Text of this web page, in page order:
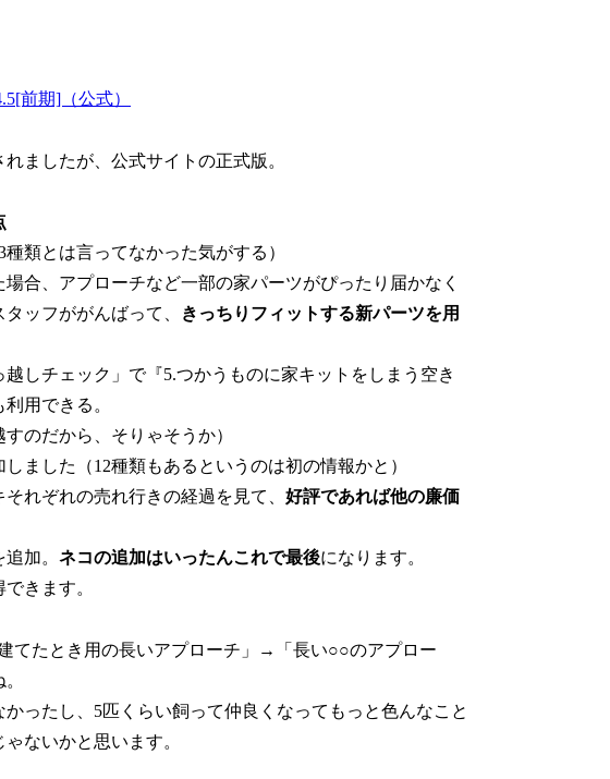
前期]（公式）
ましたが、公式サイトの正式版。
類とは言ってなかった気がする）
合、アプローチなど一部の家パーツがぴったり届かなく
ッフががんばって、
きっちりフィットする新パーツを用
しチェック」で『5.つかうものに家キットをしまう空き
用できる。
のだから、そりゃそうか）
ました（12種類もあるというのは初の情報かと）
れぞれの売れ行きの経過を見て、 好評であれば他の廉価
加。 ネコの追加はいったんこれで最後になります。
きます。
てたとき用の長いアプローチ」→「長い○○のアプロー
ったし、5匹くらい飼って仲良くなってもっと色んなこと
ないかと思います。